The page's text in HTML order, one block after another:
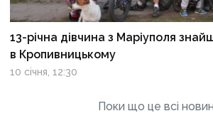
13-річна дівчина з Маріуполя
в Кропивницькому
10 січня, 12:30
Поки що це всі